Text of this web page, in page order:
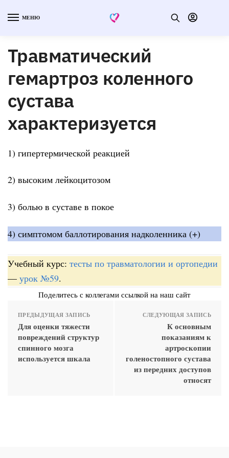
МЕНЮ
Травматический
гемартроз коленного
сустава
характеризуется
1) гипертермической реакцией
2) высоким лейкоцитозом
3) болью в суставе в покое
4) симптомом баллотирования надколенника (+)
Учебный курс: тесты по травматологии и ортопедии
— урок №59.
Поделитесь с коллегами ссылкой на наш сайт
ПРЕДЫДУЩАЯ ЗАПИСЬ
Для оценки тяжести
повреждений структур
спинного мозга
используется шкала
СЛЕДУЮЩАЯ ЗАПИСЬ
К основным
показаниям к
артроскопии
голеностопного сустава
из передних доступов
относят